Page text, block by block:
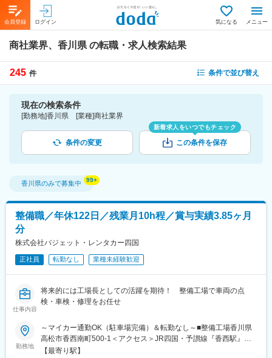
会員登録 ログイン 気になる メニュー
商社業界、香川県 の転職・求人検索結果
245 件 条件で並び替え
現在の検索条件
[勤務地]香川県 [業種]商社業界
条件の変更
新着求人をいつでもチェック
この条件を保存
香川県のみで募集中
整備職／年休122日／残業月10h程／賞与実績3.85ヶ月
分
株式会社バジェット・レンタカー四国
正社員 転勤なし 業種未経験歓迎
仕事内容
将来的には工場長としての活躍を期待！ 整備工場で車両の点
検・車検・修理をお任せ
勤務地
～マイカー通勤OK（駐車場完備）＆転勤なし～■整備工場香川県
高松市香西南町500-1＜アクセス＞JR四国・予讃線『香西駅』よ
り徒歩10分または車で2分※受動喫煙対策：就業中は敷地内禁煙
【最寄り駅】